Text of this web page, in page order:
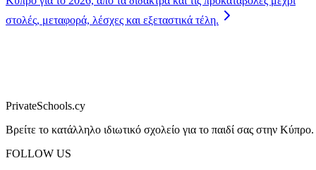
στολές, μεταφορά, λέσχες και εξεταστικά τέλη.
PrivateSchools.cy
Βρείτε το κατάλληλο ιδιωτικό σχολείο για το παιδί σας στην Κύπρο.
FOLLOW US